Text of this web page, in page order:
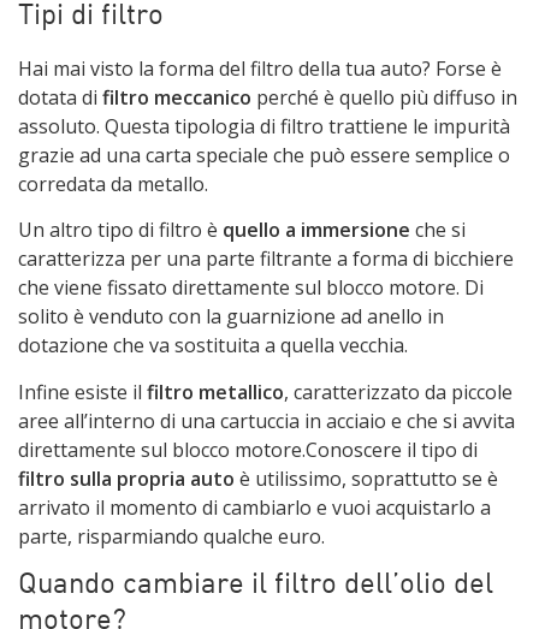
Tipi di filtro
Hai mai visto la forma del filtro della tua auto? Forse è
dotata di filtro meccanico perché è quello più diffuso in
assoluto. Questa tipologia di filtro trattiene le impurità
grazie ad una carta speciale che può essere semplice o
corredata da metallo.
Un altro tipo di filtro è quello a immersione che si
caratterizza per una parte filtrante a forma di bicchiere
che viene fissato direttamente sul blocco motore. Di
solito è venduto con la guarnizione ad anello in
dotazione che va sostituita a quella vecchia.
Infine esiste il filtro metallico, caratterizzato da piccole
aree all’interno di una cartuccia in acciaio e che si avvita
direttamente sul blocco motore.Conoscere il tipo di
filtro sulla propria auto è utilissimo, soprattutto se è
arrivato il momento di cambiarlo e vuoi acquistarlo a
parte, risparmiando qualche euro.
Quando cambiare il filtro dell’olio del
motore?